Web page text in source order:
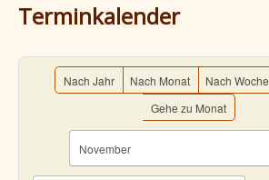
Terminkalender
Nach Jahr Nach Monat Nach Woche
Gehe zu Monat